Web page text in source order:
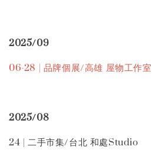
2025/09
06-28 | 品牌個展/高雄 屋物工作室
2025/08
24 | 二手市集/台北 和處Studio